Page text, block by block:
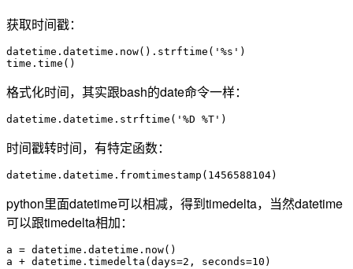
获取时间戳：
datetime.datetime.now().strftime('%s')
time.time()
格式化时间，其实跟bash的date命令一样：
datetime.datetime.strftime('%D %T')
时间戳转时间，有特定函数：
datetime.datetime.fromtimestamp(1456588104)
python里面datetime可以相减，得到timedelta，当然datetime
可以跟timedelta相加：
a = datetime.datetime.now()
a + datetime.timedelta(days=2, seconds=10)